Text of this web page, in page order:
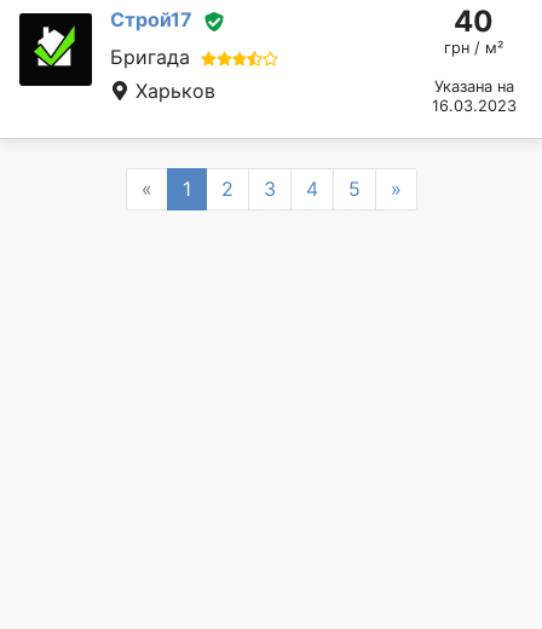
Строй17
Бригада
Харьков
40
грн / м²
Указана на
16.03.2023
« Previous
1 2 3 4 5 »Next